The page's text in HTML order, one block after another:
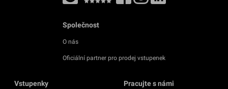
Společnost
O nás
Oficiální partner pro prodej vstupenek
Vstupenky Pracujte s námi